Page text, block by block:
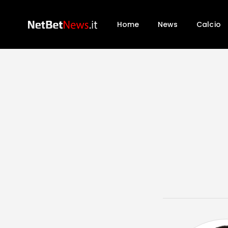
Home News Calcio